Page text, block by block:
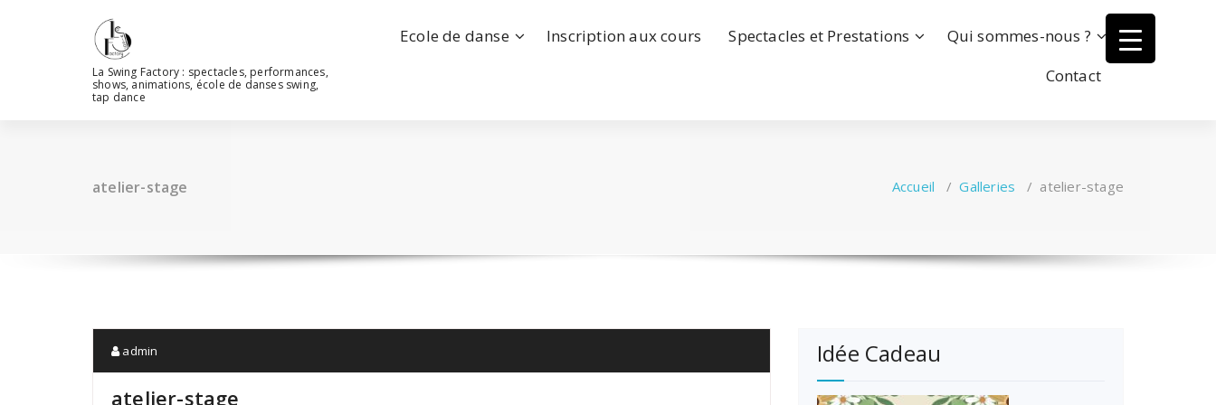
La Swing Factory : spectacles, performances,
shows, animations, école de danses swing,
tap dance
Ecole de danse Inscription aux cours Spectacles et Prestations
Qui sommes-nous ?
Contact
atelier-stage Accueil /Galleries / atelier-stage
admin
atelier-stage
Idée Cadeau